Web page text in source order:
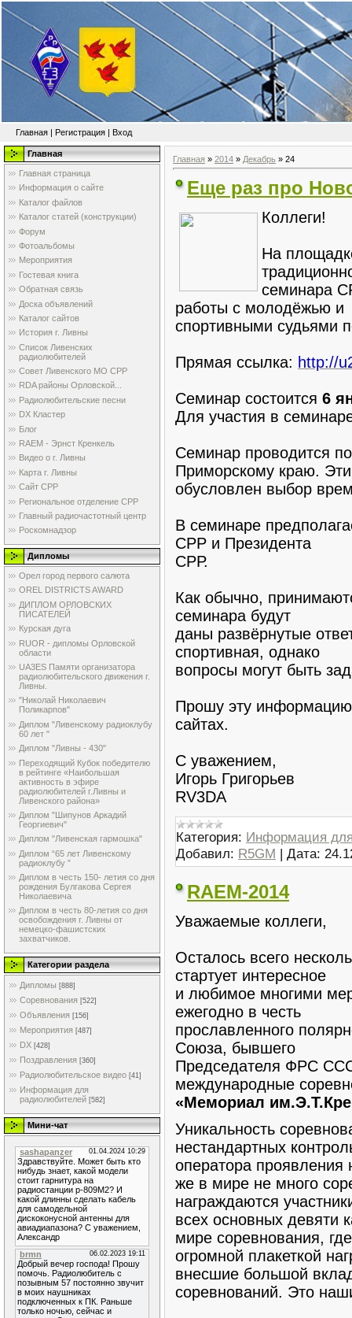
Главная | Регистрация | Вход
Главная
Главная страница
Информация о сайте
Каталог файлов
Каталог статей (конструкции)
Форум
Фотоальбомы
Мероприятия
Гостевая книга
Обратная связь
Доска объявлений
Каталог сайтов
История г. Ливны
Список Ливенских
радиолюбителей
Совет Ливенского МО СРР
RDA районы Орловской...
Радиолюбительские песни
DX Кластер
Блог
RAEM - Эрнст Кренкель
Видео о г. Ливны
Карта г. Ливны
Сайт СРР
Региональное отделение СРР
Главный радиочастотный центр
Роскомнадзор
Дипломы
Орел город первого салюта
OREL DISTRICTS AWARD
ДИПЛОМ ОРЛОВСКИХ
ПИСАТЕЛЕЙ
Курская дуга
RUOR - дипломы Орловской
области
UA3ES Памяти организатора
радиолюбительского движения г.
Ливны.
"Николай Николаевич
Поликарпов"
Диплом "Ливенскому радиоклубу
60 лет "
Диплом "Ливны - 430"
Переходящий Кубок победителю
в рейтинге «Наибольшая
активность в эфире
радиолюбителей г.Ливны и
Ливенского района»
Диплом "Шипунов Аркадий
Георгиевич"
Диплом "Ливенская гармошка"
Диплом “65 лет Ливенскому
радиоклубу ”
Диплом в честь 150- летия со дня
рождения Булгакова Сергея
Николаевича
Диплом в честь 80-летия со дня
освобождения г. Ливны от
немецко-фашистских
захватчиков.
Категории раздела
Дипломы [888]
Соревнования [522]
Объявления [156]
Мероприятия [487]
DX [428]
Поздравления [360]
Радиолюбительское видео [41]
Информация для
радиолюбителей [582]
Мини-чат
Главная » 2014 » Декабрь » 24
Еще раз про
Коллеги!
На
семинара
работы с молодёжью и
спортивными судьями
Прямая ссылка: http://
Семинар состоится 6
Для участия в
Семинар проводится
Приморскому краю.
обусловлен выбор
В семинаре
СРР и Президента
СРР.
Как обычно,
семинара будут
даны развёрнутые
спортивная, однако
вопросы могут быть
Прошу эту информацию
сайтах.
С уважением,
Игорь Григорьев
RV3DA
Категория: Информация
Добавил: R5GM | Дата:
RAEM-2014
Уважаемые коллеги,
Осталось всего
стартует интересное
и любимое многими
ежегодно в честь
прославленного
Союза, бывшего
Председателя ФРС
международные
«Мемориал
Уникальность
нестандартных
оператора проявления
же в мире не много
награждаются
всех основных девяти
мире соревнования,
огромной плакеткой
внесшие большой
соревнований. Это